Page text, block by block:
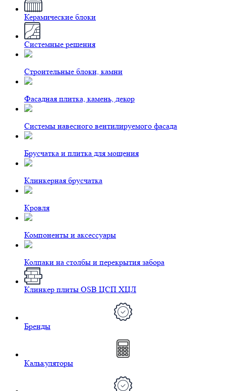
Керамические блоки
Системные решения
Строительные блоки, камни
Фасадная плитка, камень, декор
Системы навесного вентилируемого фасада
Брусчатка и плитка для мощения
Клинкерная брусчатка
Кровля
Компоненты и аксессуары
Колпаки на столбы и перекрытия забора
Клинкер плиты OSB ЦСП ХЦЛ
Бренды
Калькуляторы